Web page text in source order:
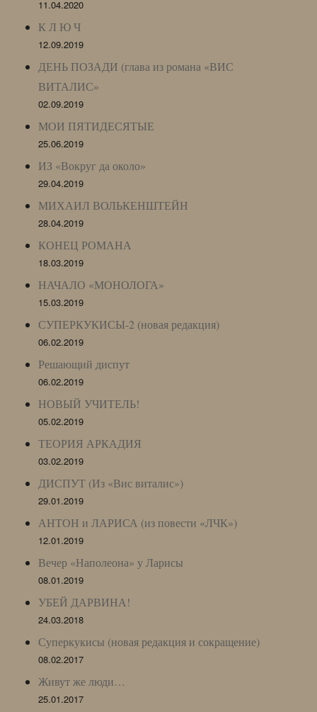
11.04.2020
К Л Ю Ч
12.09.2019
ДЕНЬ ПОЗАДИ (глава из романа «ВИС
ВИТАЛИС»
02.09.2019
МОИ ПЯТИДЕСЯТЫЕ
25.06.2019
ИЗ «Вокруг да около»
29.04.2019
МИХАИЛ ВОЛЬКЕНШТЕЙН
28.04.2019
КОНЕЦ РОМАНА
18.03.2019
НАЧАЛО «МОНОЛОГА»
15.03.2019
СУПЕРКУКИСЫ-2 (новая редакция)
06.02.2019
Решающий диспут
06.02.2019
НОВЫЙ УЧИТЕЛЬ!
05.02.2019
ТЕОРИЯ АРКАДИЯ
03.02.2019
ДИСПУТ (Из «Вис виталис»)
29.01.2019
АНТОН и ЛАРИСА (из повести «ЛЧК»)
12.01.2019
Вечер «Наполеона» у Ларисы
08.01.2019
УБЕЙ ДАРВИНА!
24.03.2018
Суперкукисы (новая редакция и сокращение)
08.02.2017
Живут же люди…
25.01.2017